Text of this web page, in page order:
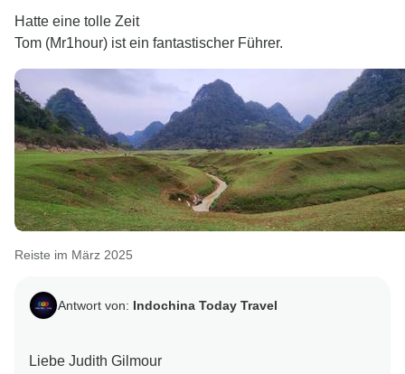
Hatte eine tolle Zeit
Tom (Mr1hour) ist ein fantastischer Führer.
Reiste im März 2025
Antwort von: Indochina Today Travel
Liebe Judith Gilmour